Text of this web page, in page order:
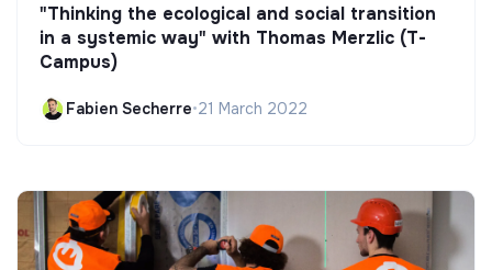
"Thinking the ecological and social transition
in a systemic way" with Thomas Merzlic (T-
Campus)
Fabien Secherre•21 March 2022